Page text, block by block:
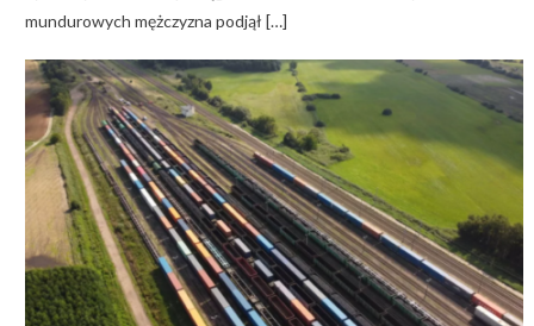
mundurowych mężczyzna podjął […]